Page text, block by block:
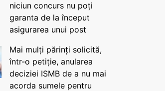
niciun concurs nu poți
garanta de la început
asigurarea unui post
Mai mulți părinți solicită,
într-o petiție, anularea
deciziei ISMB de a nu mai
acorda sumele pentru